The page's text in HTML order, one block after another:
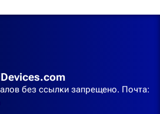
без ссылки запрещено. Почта: